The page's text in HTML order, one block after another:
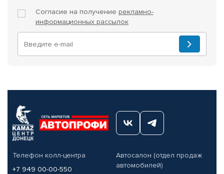
Согласие на получение рекламно-
информационных рассылок
Телефон колл-центра
+7 949 00-00-550
Автосалон (отдел продаж
автомобилей)